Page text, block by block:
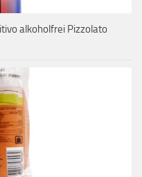
alkoholfrei Pizzolato